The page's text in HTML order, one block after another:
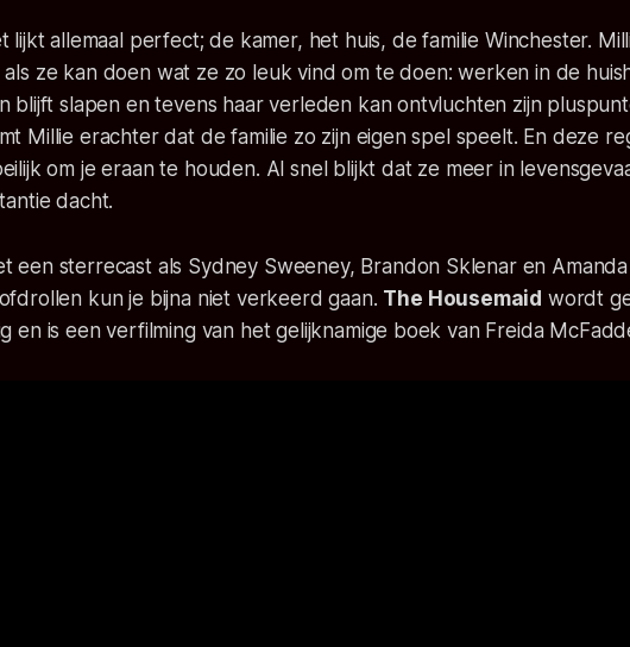
lijkt allemaal perfect; de kamer, het huis, de familie Winchester.
ze kan doen wat ze zo leuk vind om te doen: werken in de
blijft slapen en tevens haar verleden kan ontvluchten zijn
Millie erachter dat de familie zo zijn eigen spel speelt. En deze
om je eraan te houden. Al snel blijkt dat ze meer in
dacht.
een sterrecast als Sydney Sweeney, Brandon Sklenar en
kun je bijna niet verkeerd gaan. The Housemaid wordt
en is een verfilming van het gelijknamige boek van Freida